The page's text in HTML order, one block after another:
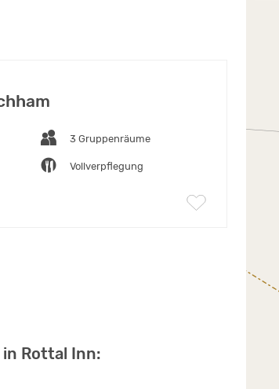
3 Gruppenräume
Vollverpflegung
Rottal Inn: